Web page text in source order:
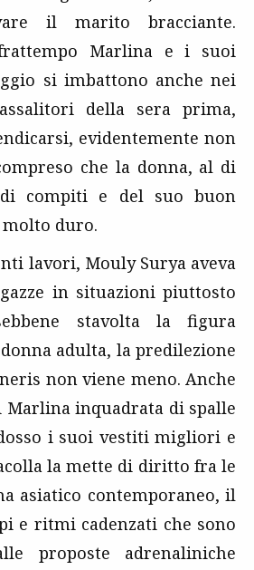
il marito bracciante.
Marlina e i suoi
si imbattono anche nei
della sera prima,
evidentemente non
che la donna, al di
compiti e del suo buon
molto duro.
lavori, Mouly Surya aveva
in situazioni piuttosto
stavolta la figura
adulta, la predilezione
non viene meno. Anche
Marlina inquadrata di spalle
i suoi vestiti migliori e
la mette di diritto fra le
asiatico contemporaneo, il
e ritmi cadenzati che sono
proposte adrenaliniche